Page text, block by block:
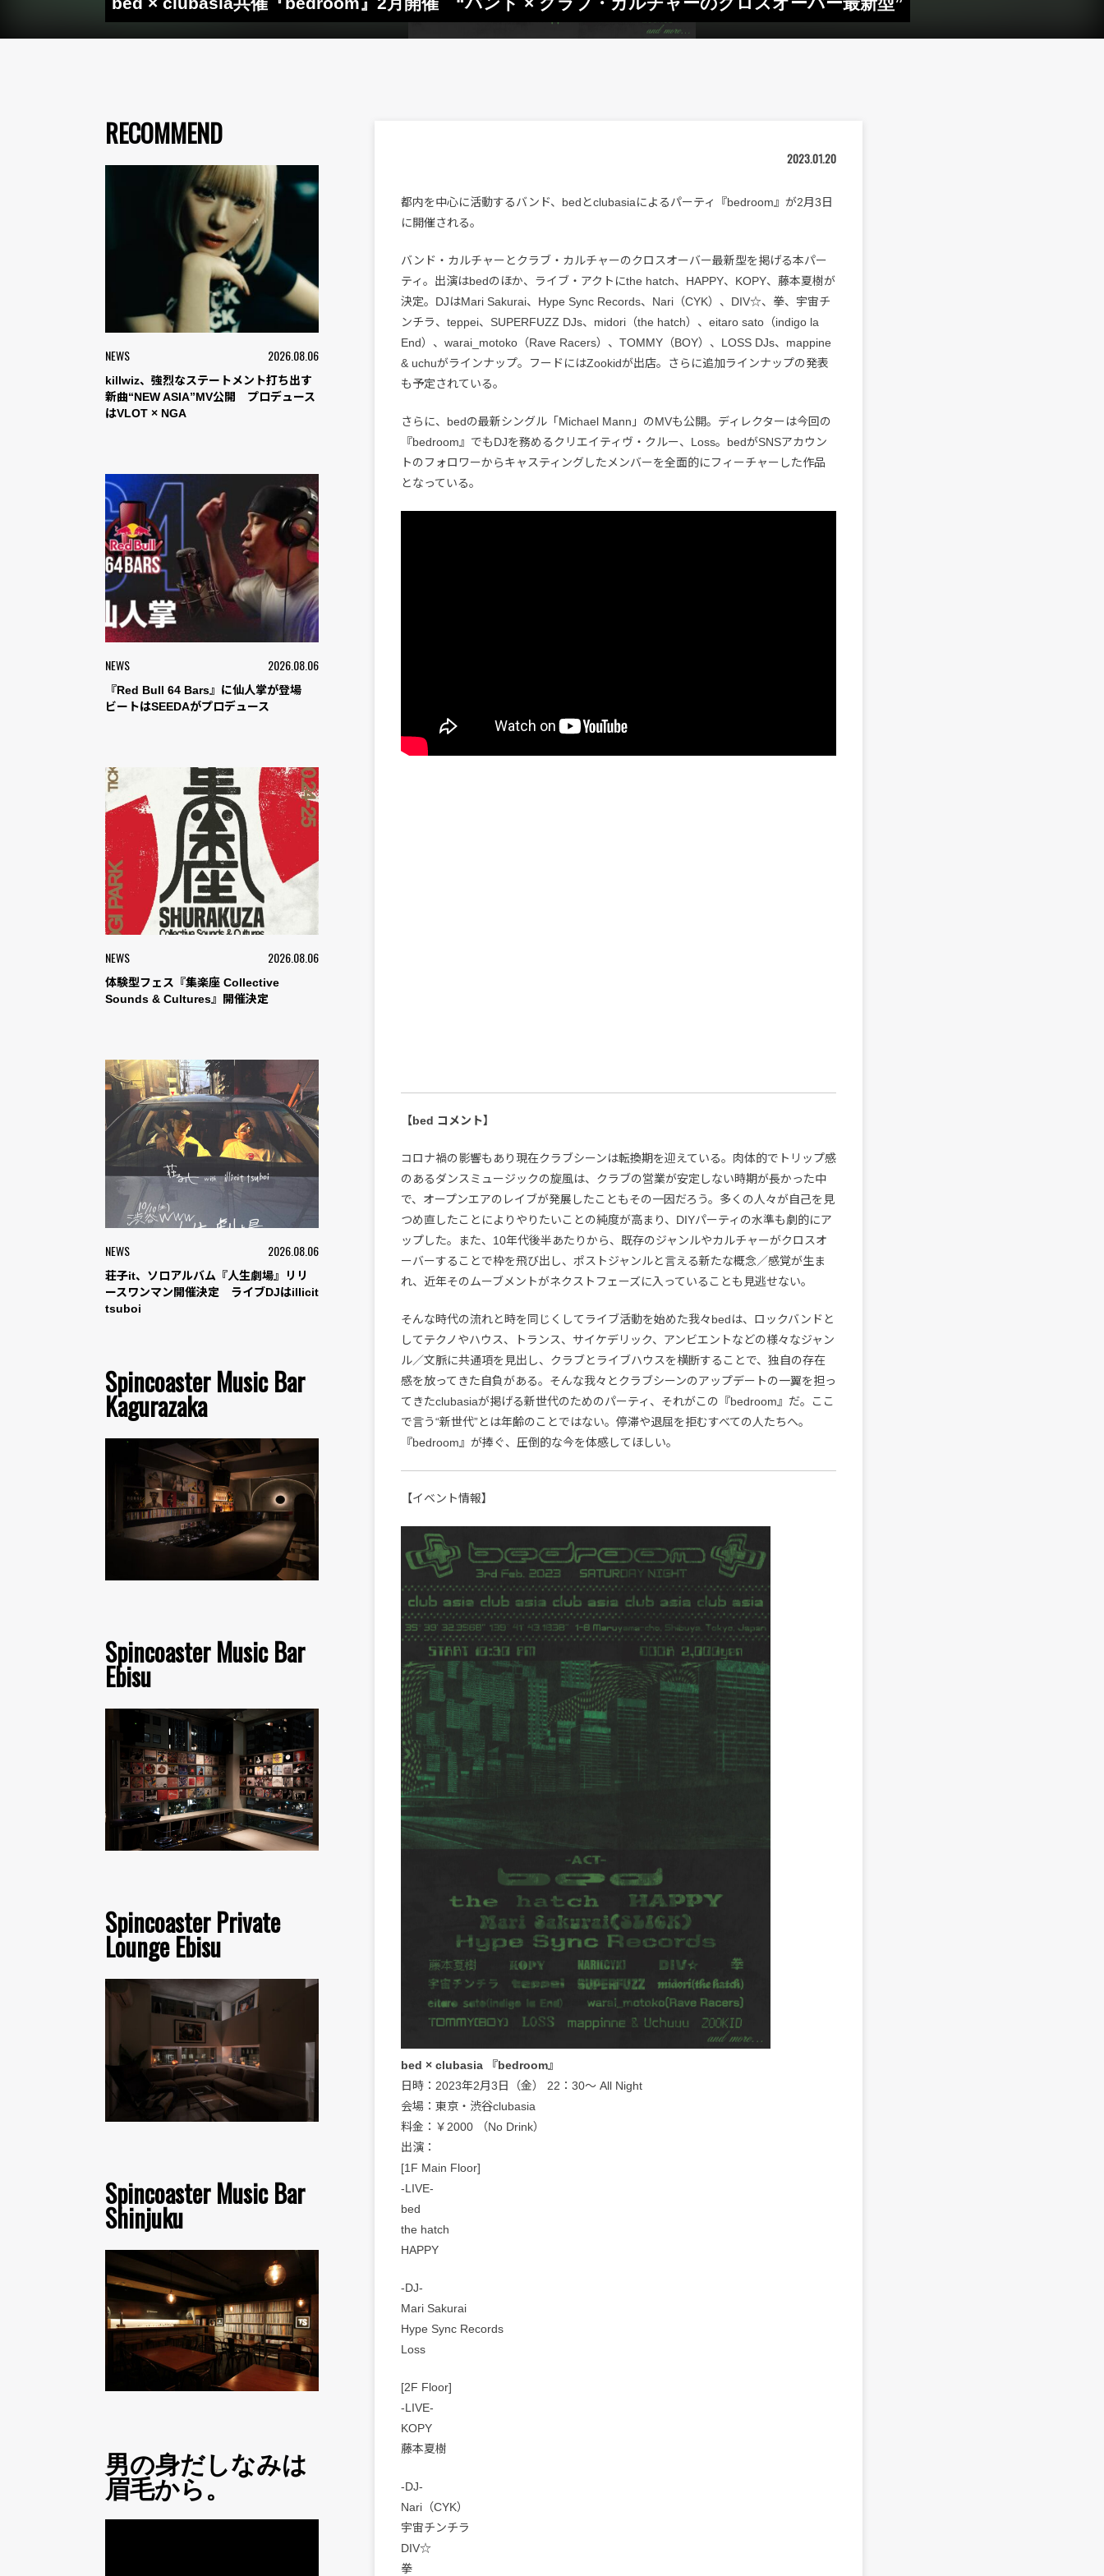
RECOMMEND
NEWS 2026.08.06
killwiz、強烈なステートメント打ち出す
新曲“NEW ASIA”MV公開 プロデュース
はVLOT × NGA
NEWS 2026.08.06
『Red Bull 64 Bars』に仙人掌が登場
ビートはSEEDAがプロデュース
NEWS 2026.08.06
体験型フェス『集楽座 Collective
Sounds & Cultures』開催決定
NEWS 2026.08.06
荘子it、ソロアルバム『人生劇場』リリ
ースワンマン開催決定 ライブDJはillicit
tsuboi
Spincoaster Music Bar
Kagurazaka
Spincoaster Music Bar
Ebisu
Spincoaster Private
Lounge Ebisu
Spincoaster Music Bar
Shinjuku
男の身だしなみは
眉毛から。
2023.01.20
都内を中心に活動するバンド、bedとclubasiaによるパーティ『bedroom』が2月3日
に開催される。
バンド・カルチャーとクラブ・カルチャーのクロスオーバー最新型を掲げる本パー
ティ。出演はbedのほか、ライブ・アクトにthe hatch、HAPPY、KOPY、藤本夏樹が
決定。DJはMari Sakurai、Hype Sync Records、Nari（CYK）、DIV☆、拳、宇宙チ
ンチラ、teppei、SUPERFUZZ DJs、midori（the hatch）、eitaro sato（indigo la
End）、warai_motoko（Rave Racers）、TOMMY（BOY）、LOSS DJs、mappine
& uchuがラインナップ。フードにはZookidが出店。さらに追加ラインナップの発表
も予定されている。
さらに、bedの最新シングル「Michael Mann」のMVも公開。ディレクターは今回の
『bedroom』でもDJを務めるクリエイティヴ・クルー、Loss。bedがSNSアカウン
トのフォロワーからキャスティングしたメンバーを全面的にフィーチャーした作品
となっている。
【bed コメント】
コロナ禍の影響もあり現在クラブシーンは転換期を迎えている。肉体的でトリップ感
のあるダンスミュージックの旋風は、クラブの営業が安定しない時期が長かった中
で、オープンエアのレイブが発展したこともその一因だろう。多くの人々が自己を見
つめ直したことによりやりたいことの純度が高まり、DIYパーティの水準も劇的にア
ップした。また、10年代後半あたりから、既存のジャンルやカルチャーがクロスオ
ーバーすることで枠を飛び出し、ポストジャンルと言える新たな概念／感覚が生ま
れ、近年そのムーブメントがネクストフェーズに入っていることも見逃せない。
そんな時代の流れと時を同じくしてライブ活動を始めた我々bedは、ロックバンドと
してテクノやハウス、トランス、サイケデリック、アンビエントなどの様々なジャン
ル／文脈に共通項を見出し、クラブとライブハウスを横断することで、独自の存在
感を放ってきた自負がある。そんな我々とクラブシーンのアップデートの一翼を担っ
てきたclubasiaが掲げる新世代のためのパーティ、それがこの『bedroom』だ。ここ
で言う“新世代”とは年齢のことではない。停滞や退屈を拒むすべての人たちへ。
『bedroom』が捧ぐ、圧倒的な今を体感してほしい。
【イベント情報】
bed × clubasia 『bedroom』
日時：2023年2月3日（金） 22：30～ All Night
会場：東京・渋谷clubasia
料金：￥2000 （No Drink）
出演：
[1F Main Floor]
-LIVE-
bed
the hatch
HAPPY
-DJ-
Mari Sakurai
Hype Sync Records
Loss
[2F Floor]
-LIVE-
KOPY
藤本夏樹
-DJ-
Nari（CYK）
宇宙チンチラ
DIV☆
拳